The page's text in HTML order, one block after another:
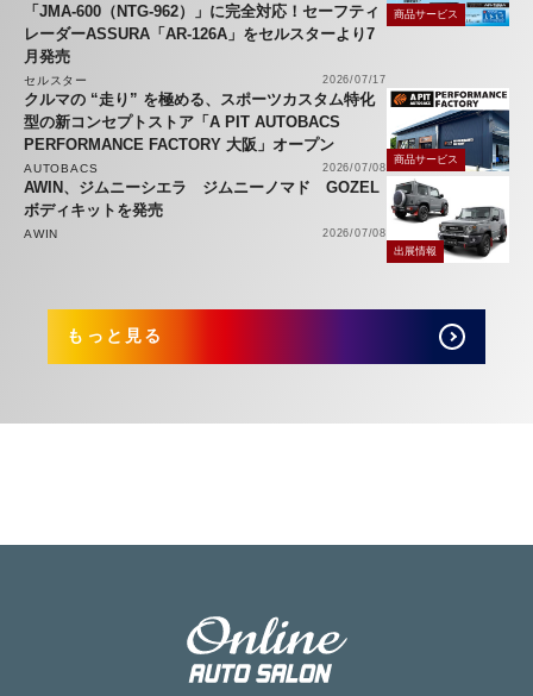
「JMA-600（NTG-962）」に完全対応！セーフティ
レーダーASSURA「AR-126A」をセルスターより7
月発売
セルスター 2026/07/17
商品サービス
クルマの “走り” を極める、スポーツカスタム特化
型の新コンセプトストア「A PIT AUTOBACS
PERFORMANCE FACTORY 大阪」オープン
AUTOBACS 2026/07/08
商品サービス
AWIN、ジムニーシエラ ジムニーノマド GOZEL
ボディキットを発売
AWIN
2026/07/08
出展情報
もっと見る